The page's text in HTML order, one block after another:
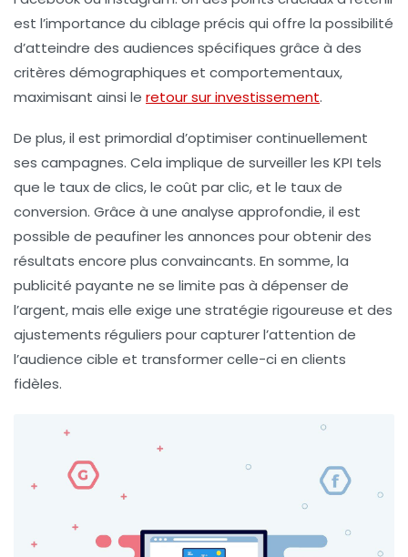
est l’importance du ciblage précis qui offre la possibilité
d’atteindre des audiences spécifiques grâce à des
critères démographiques et comportementaux,
maximisant ainsi le retour sur investissement.
De plus, il est primordial d’optimiser continuellement
ses campagnes. Cela implique de surveiller les KPI tels
que le taux de clics, le coût par clic, et le taux de
conversion. Grâce à une analyse approfondie, il est
possible de peaufiner les annonces pour obtenir des
résultats encore plus convaincants. En somme, la
publicité payante ne se limite pas à dépenser de
l’argent, mais elle exige une stratégie rigoureuse et des
ajustements réguliers pour capturer l’attention de
l’audience cible et transformer celle-ci en clients
fidèles.